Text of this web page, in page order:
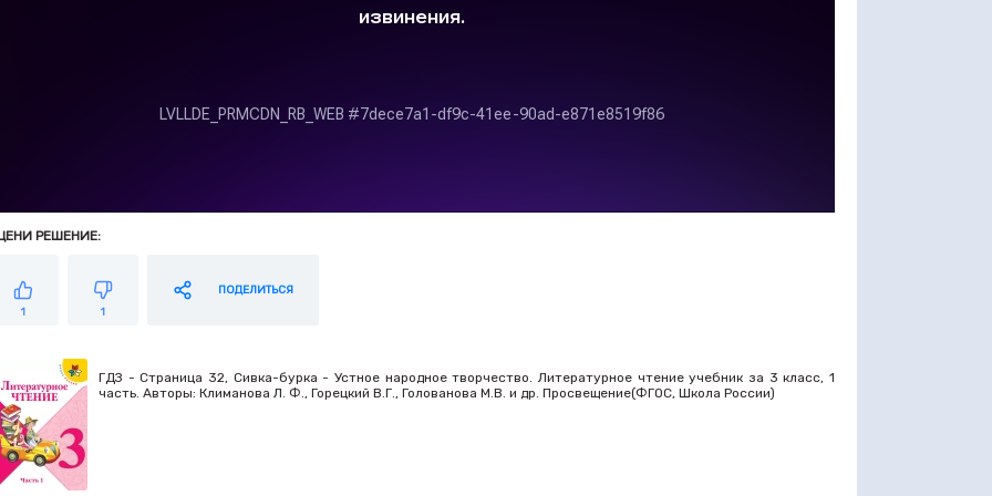
РЕШЕНИЕ:
1 1
ПОДЕЛИТЬСЯ
ГДЗ - Страница 32, Сивка-бурка - Устное народное творчество. Литературное чтение учебник за 3 класс, 1
часть. Авторы: Климанова Л. Ф., Горецкий В.Г., Голованова М.В. и др. Просвещение(ФГОС, Школа России)